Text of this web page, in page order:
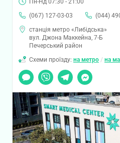
Пн-Нд 07:30 - 21:00
(067) 127-03-03
(044)
станція метро «Либідська»
вул. Джона Маккейна, 7-Б
Печерський район
Схеми проїзду: на метро / на
Чат
Viber TelegramMessenger